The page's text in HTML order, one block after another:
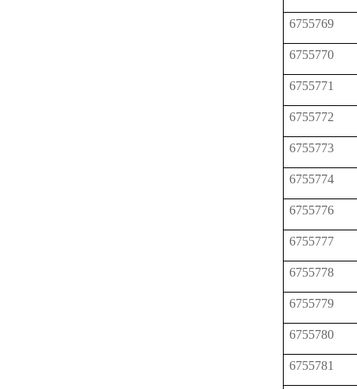
6755769
6755770
6755771
6755772
6755773
6755774
6755776
6755777
6755778
6755779
6755780
6755781